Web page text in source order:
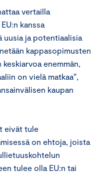
vertailla
kanssa
uusia ja potentiaalisia
kappasopimusten
enemmän,
on vielä matkaa”,
kaupan
eivät tule
on ehtoja, joista
tulee olla EU:n tai